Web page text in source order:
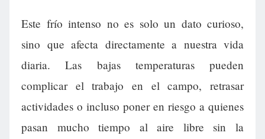
Este frío intenso no es solo un dato curioso,
sino que afecta directamente a nuestra vida
diaria. Las bajas temperaturas pueden
complicar el trabajo en el campo, retrasar
actividades o incluso poner en riesgo a quienes
pasan mucho tiempo al aire libre sin la